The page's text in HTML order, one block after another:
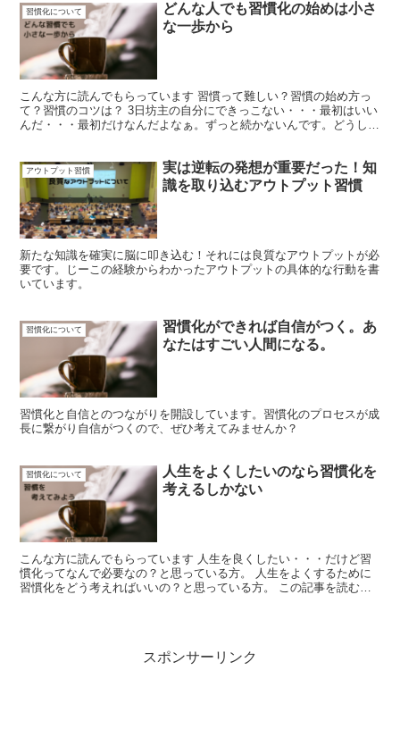
習慣化について
どんな人でも習慣化の始めは小さ
な一歩から
こんな方に読んでもらっています 習慣って難しい？習慣の始め方っ
て？習慣のコツは？ 3日坊主の自分にできっこない・・・最初はいい
んだ・・・最初だけなんだよなぁ。ずっと続かないんです。どうして
アウトプット習慣
実は逆転の発想が重要だった！知
識を取り込むアウトプット習慣
新たな知識を確実に脳に叩き込む！それには良質なアウトプットが必
要です。じーこの経験からわかったアウトプットの具体的な行動を書
いています。
習慣化について
習慣化ができれば自信がつく。あ
なたはすごい人間になる。
習慣化と自信とのつながりを開設しています。習慣化のプロセスが成
長に繋がり自信がつくので、ぜひ考えてみませんか？
習慣化について
人生をよくしたいのなら習慣化を
考えるしかない
こんな方に読んでもらっています 人生を良くしたい・・・だけど習
慣化ってなんで必要なの？と思っている方。 人生をよくするために
習慣化をどう考えればいいの？と思っている方。 この記事を読むと
スポンサーリンク